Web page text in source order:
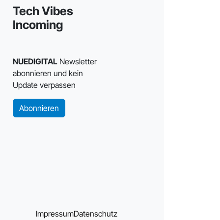
Tech Vibes
Incoming
NUEDIGITALNewsletter
abonnieren und kein
Update verpassen
Abonnieren
ImpressumDatenschutz